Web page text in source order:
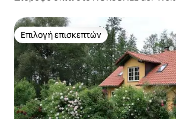
Επιλογή επισκεπτών
Επιλογή επισκεπτών